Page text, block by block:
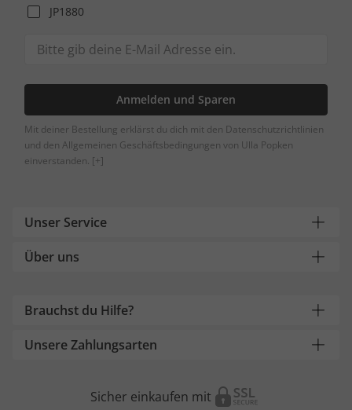
JP1880
Anmelden und Sparen
Mit deiner Bestellung erklärst du dich mit den Datenschutzrichtlinien
und den Allgemeinen Geschäftsbedingungen von Ulla Popken
einverstanden. [+]
Unser Service
Über uns
Brauchst du Hilfe?
Unsere Zahlungsarten
Sicher einkaufen mit